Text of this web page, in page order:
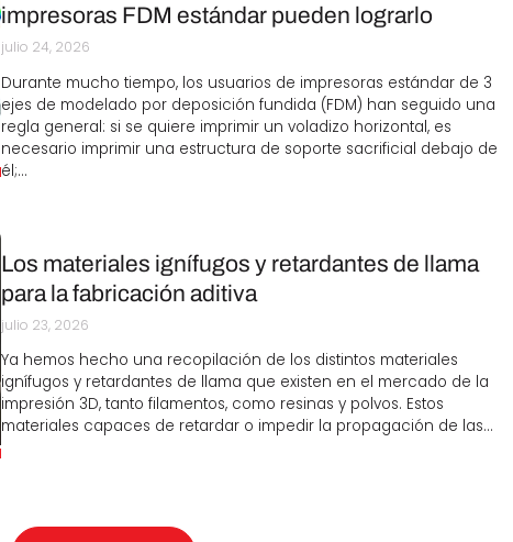
impresoras FDM estándar pueden lograrlo
julio 24, 2026
Durante mucho tiempo, los usuarios de impresoras estándar de 3
ejes de modelado por deposición fundida (FDM) han seguido una
regla general: si se quiere imprimir un voladizo horizontal, es
necesario imprimir una estructura de soporte sacrificial debajo de
él;…
Los materiales ignífugos y retardantes de llama
para la fabricación aditiva
julio 23, 2026
Ya hemos hecho una recopilación de los distintos materiales
ignífugos y retardantes de llama que existen en el mercado de la
impresión 3D, tanto filamentos, como resinas y polvos. Estos
materiales capaces de retardar o impedir la propagación de las…